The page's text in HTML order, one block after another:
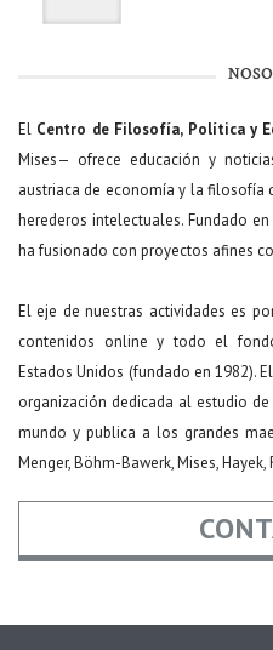
El Centro de Filosofía, Política y
Mises— ofrece educación y
austriaca de economía y la filosofía
herederos intelectuales. Fundado
ha fusionado con proyectos afines
El eje de nuestras actividades es
contenidos online y todo el
Estados Unidos (fundado en 1982).
organización dedicada al estudio
mundo y publica a los grandes
Menger, Böhm-Bawerk, Mises,